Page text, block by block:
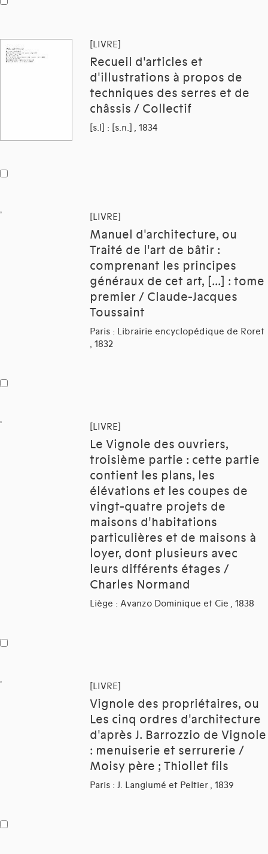
[LIVRE]
Recueil d'articles et
d'illustrations à propos de
techniques des serres et de
châssis / Collectif
[s.l] : [s.n.] , 1834
[LIVRE]
Manuel d'architecture, ou
Traité de l'art de bâtir :
comprenant les principes
généraux de cet art, [...] : tome
premier / Claude-Jacques
Toussaint
Paris : Librairie encyclopédique de Roret
, 1832
[LIVRE]
Le Vignole des ouvriers,
troisième partie : cette partie
contient les plans, les
élévations et les coupes de
vingt-quatre projets de
maisons d'habitations
particulières et de maisons à
loyer, dont plusieurs avec
leurs différents étages /
Charles Normand
Liège : Avanzo Dominique et Cie , 1838
[LIVRE]
Vignole des propriétaires, ou
Les cinq ordres d'architecture
d'après J. Barrozzio de Vignole
: menuiserie et serrurerie /
Moisy père ; Thiollet fils
Paris : J. Langlumé et Peltier , 1839